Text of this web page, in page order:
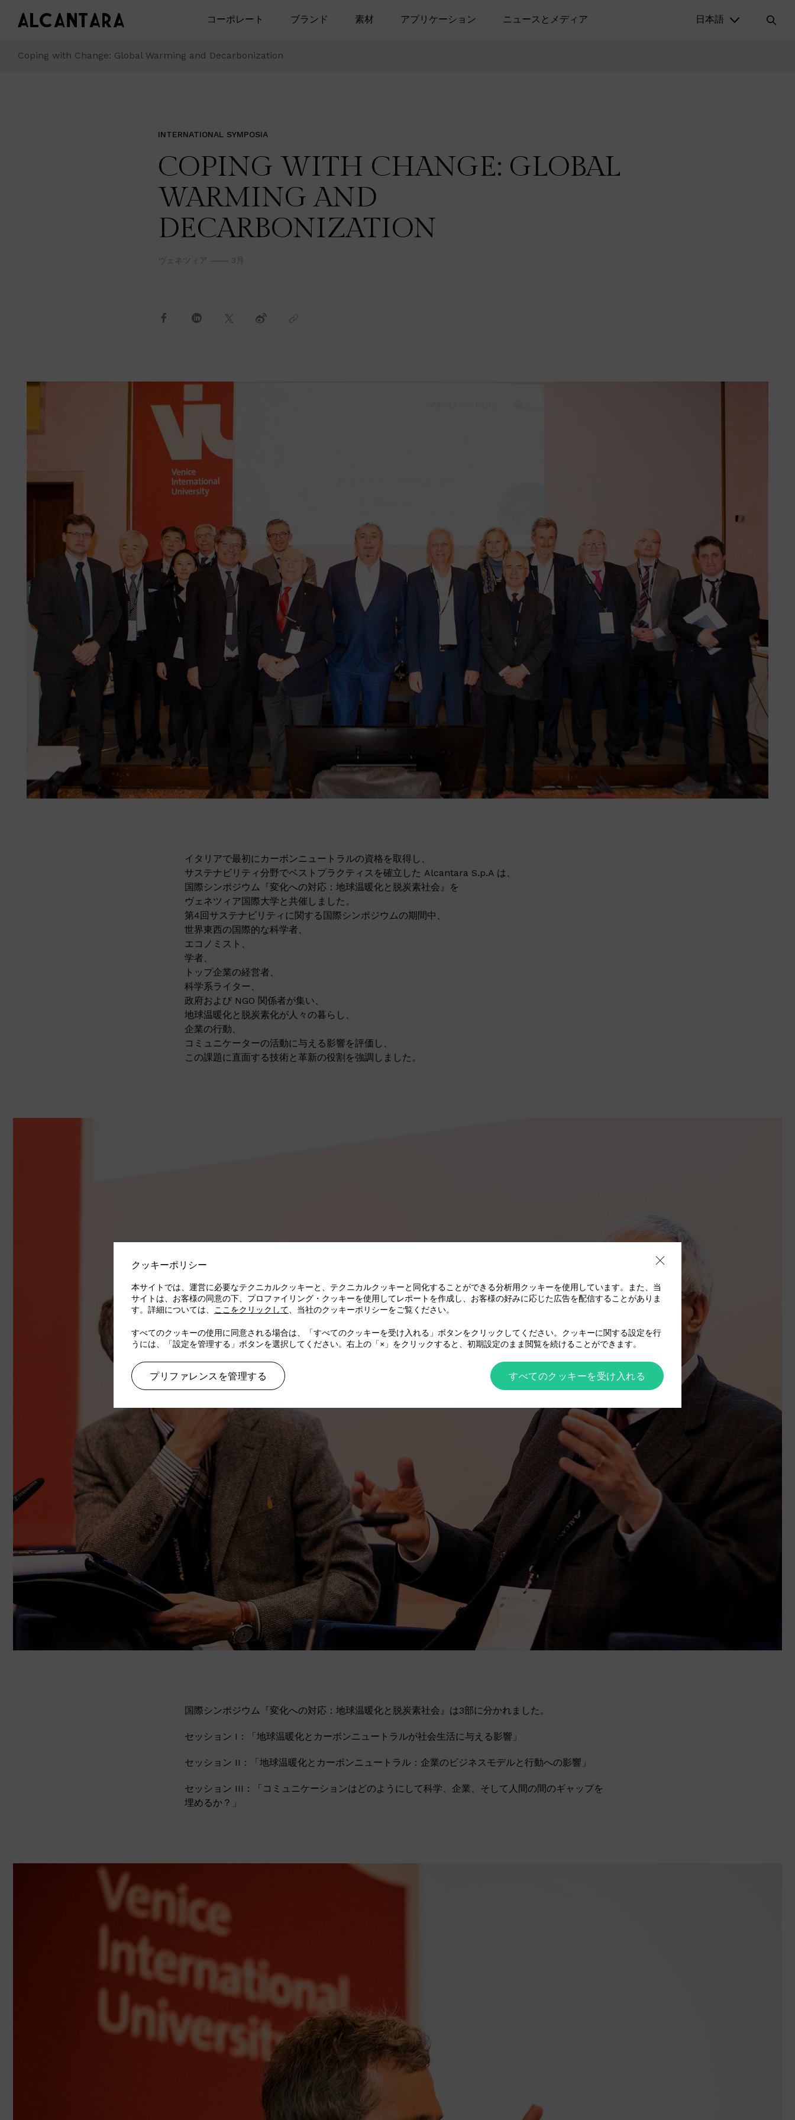
コーポレート ブランド 素材 アプリケーション ニュースとメディア 日本語
Coping with Change: Global Warming and Decarbonization
INTERNATIONAL SYMPOSIA
COPING WITH CHANGE: GLOBAL
WARMING AND
DECARBONIZATION
ヴェネツィア 3月
イタリアで最初にカーボンニュートラルの資格を取得し、
サステナビリティ分野でベストプラクティスを確立した Alcantara S.p.A は、
国際シンポジウム『変化への対応：地球温暖化と脱炭素社会』を
ヴェネツィア国際大学と共催しました。
第4回サステナビリティに関する国際シンポジウムの期間中、
世界東西の国際的な科学者、
エコノミスト、
学者、
トップ企業の経営者、
科学系ライター、
政府および NGO 関係者が集い、
地球温暖化と脱炭素化が人々の暮らし、
企業の行動、
コミュニケーターの活動に与える影響を評価し、
この課題に直面する技術と革新の役割を強調しました。
国際シンポジウム『変化への対応：地球温暖化と脱炭素社会』は3部に分かれました。
セッション I：「地球温暖化とカーボンニュートラルが社会生活に与える影響」
セッション II：「地球温暖化とカーボンニュートラル：企業のビジネスモデルと行動への影響」
セッション III：「コミュニケーションはどのようにして科学、企業、そして人間の間のギャップを
埋めるか？」
クッキーポリシー
本サイトでは、運営に必要なテクニカルクッキーと、テクニカルクッキーと同化することができる分析用クッキーを使用しています。また、当
サイトは、お客様の同意の下、プロファイリング・クッキーを使用してレポートを作成し、お客様の好みに応じた広告を配信することがありま
す。詳細については、
ここをクリックして 、当社のクッキーポリシーをご覧ください。
すべてのクッキーの使用に同意される場合は、「すべてのクッキーを受け入れる」ボタンをクリックしてください。クッキーに関する設定を行
うには、「設定を管理する」ボタンを選択してください。右上の「×」をクリックすると、初期設定のまま閲覧を続けることができます。
すべてのクッキーを受け入れる
プリファレンスを管理する